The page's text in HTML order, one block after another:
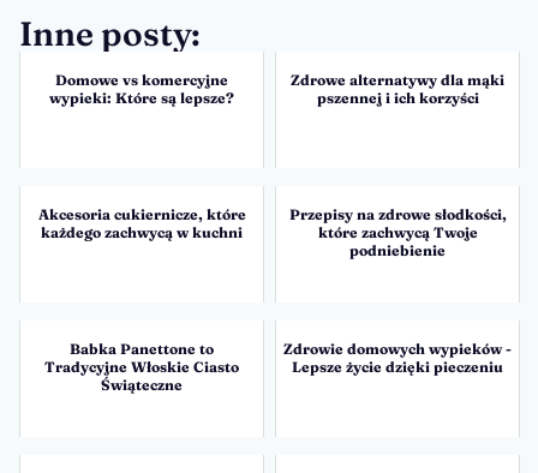
Inne posty:
Domowe vs komercyjne
wypieki: Które są lepsze?
Zdrowe alternatywy dla mąki
pszennej i ich korzyści
Akcesoria cukiernicze, które
każdego zachwycą w kuchni
Przepisy na zdrowe słodkości,
które zachwycą Twoje
podniebienie
Babka Panettone to
Tradycyjne Włoskie Ciasto
Świąteczne
Zdrowie domowych wypieków -
Lepsze życie dzięki pieczeniu